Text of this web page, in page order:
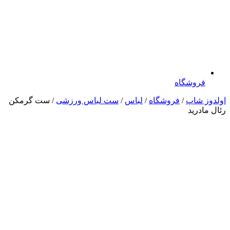
فروشگاه
اولدوز شاپ / فروشگاه / لباس / ست لباس ورزشی / ست گرمکن
رئال مادرید